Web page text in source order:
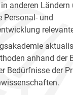
anderen
Personal- und
anhand der
Bedürfnisse der